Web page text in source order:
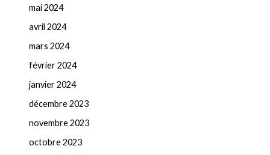
mai 2024
avril 2024
mars 2024
février 2024
janvier 2024
décembre 2023
novembre 2023
octobre 2023